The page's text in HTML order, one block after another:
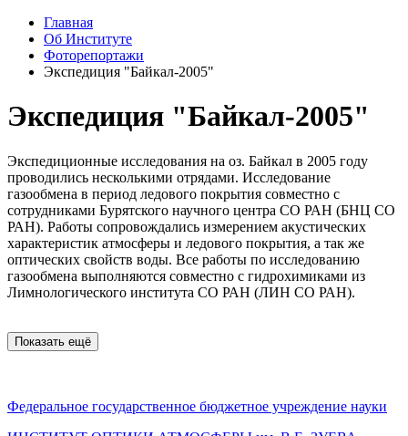
Главная
Об Институте
Фоторепортажи
Экспедиция "Байкал-2005"
Экспедиция "Байкал-2005"
Экспедиционные исследования на оз. Байкал в 2005 году
проводились несколькими отрядами. Исследование
газообмена в период ледового покрытия совместно с
сотрудниками Бурятского научного центра СО РАН (БНЦ СО
РАН). Работы сопровождались измерением акустических
характеристик атмосферы и ледового покрытия, а так же
оптических свойств воды. Все работы по исследованию
газообмена выполняются совместно с гидрохимиками из
Лимнологического института СО РАН (ЛИН СО РАН).
Показать ещё
Федеральное государственное бюджетное учреждение науки